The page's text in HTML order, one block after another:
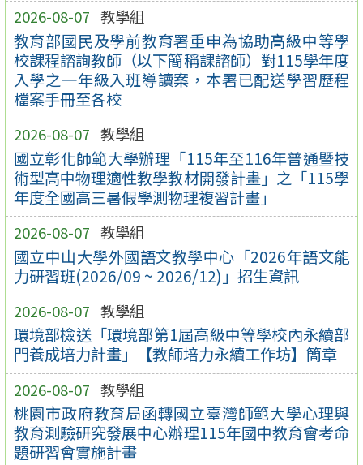
2026-08-07 教學組
教育部國民及學前教育署重申為協助高級中等學
校課程諮詢教師（以下簡稱課諮師）對115學年度
入學之一年級入班導讀案，本署已配送學習歷程
檔案手冊至各校
2026-08-07 教學組
國立彰化師範大學辦理「115年至116年普通暨技
術型高中物理適性教學教材開發計畫」之「115學
年度全國高三暑假學測物理複習計畫」
2026-08-07 教學組
國立中山大學外國語文教學中心「2026年語文能
力研習班(2026/09 ~ 2026/12)」招生資訊
2026-08-07 教學組
環境部檢送「環境部第1屆高級中等學校內永續部
門養成培力計畫」【教師培力永續工作坊】簡章
2026-08-07 教學組
桃園市政府教育局函轉國立臺灣師範大學心理與
教育測驗研究發展中心辦理115年國中教育會考命
題研習會實施計畫